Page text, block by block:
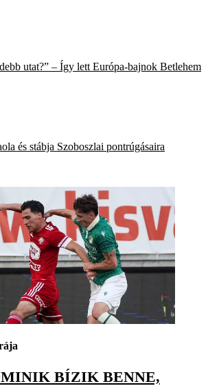
utat?” – Így lett Európa-bajnok Betlehem
és stábja Szoboszlai pontrúgásaira
BÍZIK BENNE,